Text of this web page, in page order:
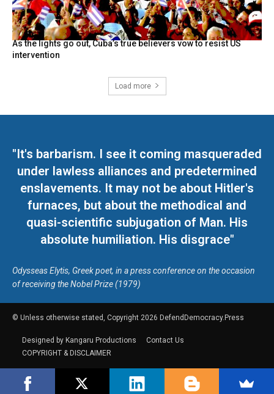
As the lights go out, Cuba’s true believers vow to resist US
intervention
Load more
"It's barbarism. I see it coming masqueraded
under lawless alliances and predetermined
enslavements. It may not be about Hitler's
furnaces, but about the methodical and
quasi-scientific subjugation of Man. His
absolute humiliation. His disgrace"
Odysseas Elytis, Greek poet, in a press conference on the occasion
of receiving the Nobel Prize (1979)
© Unless otherwise stated, Copyright 2026 DefendDemocracy.Press
Designed by Kangaru Productions
Contact Us
COPYRIGHT & DISCLAIMER